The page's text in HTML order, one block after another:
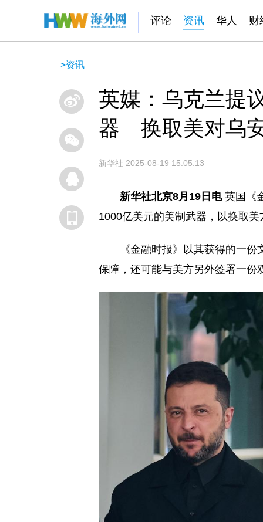
评论 资讯 华人 财
>资讯
英媒：乌克兰提
器 换取美对乌
新华社 2025-08-19 15:05:13
新华社北京8月19日电英国《
1000亿美元的美制武器，以换取
《金融时报》以其获得的一
保障，还可能与美方另外签署一份